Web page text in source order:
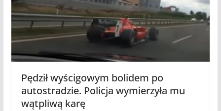
Pędził wyścigowym bolidem po
autostradzie. Policja wymierzyła mu
wątpliwą karę